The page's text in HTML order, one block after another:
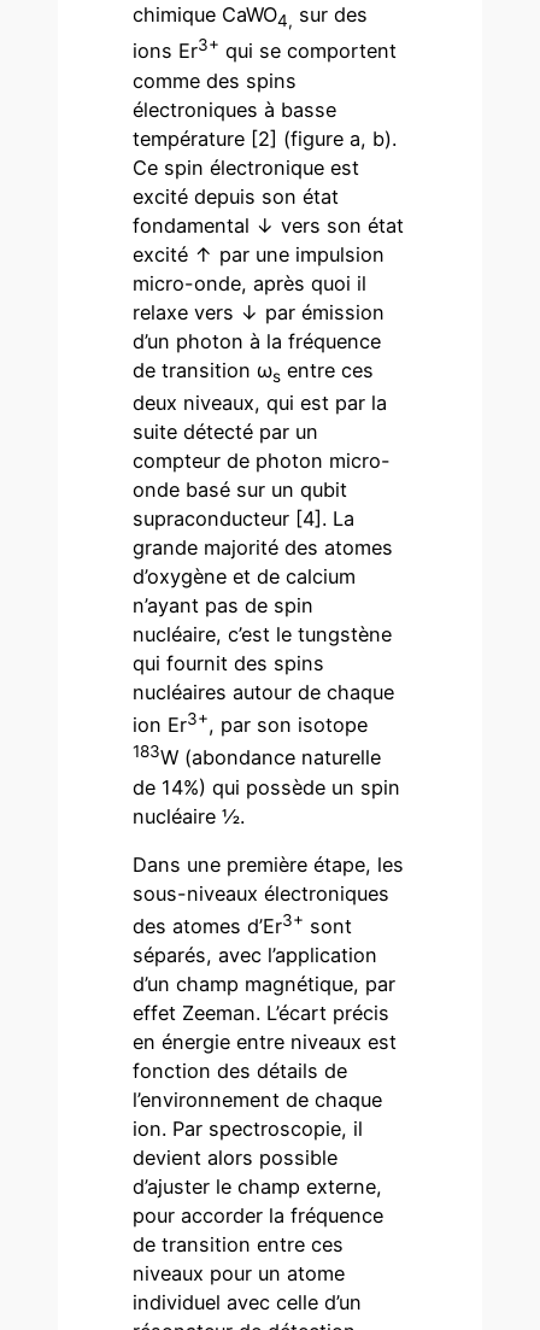
chimique CaWO4, sur des
ions Er3+ qui se comportent
comme des spins
électroniques à basse
température [2] (figure a, b).
Ce spin électronique est
excité depuis son état
fondamental ↓ vers son état
excité ↑ par une impulsion
micro-onde, après quoi il
relaxe vers ↓ par émission
d’un photon à la fréquence
de transition ωs entre ces
deux niveaux, qui est par la
suite détecté par un
compteur de photon micro-
onde basé sur un qubit
supraconducteur [4]. La
grande majorité des atomes
d’oxygène et de calcium
n’ayant pas de spin
nucléaire, c’est le tungstène
qui fournit des spins
nucléaires autour de chaque
ion Er3+, par son isotope
183W (abondance naturelle
de 14%) qui possède un spin
nucléaire ½.
Dans une première étape, les
sous-niveaux électroniques
des atomes d’Er3+ sont
séparés, avec l’application
d’un champ magnétique, par
effet Zeeman. L’écart précis
en énergie entre niveaux est
fonction des détails de
l’environnement de chaque
ion. Par spectroscopie, il
devient alors possible
d’ajuster le champ externe,
pour accorder la fréquence
de transition entre ces
niveaux pour un atome
individuel avec celle d’un